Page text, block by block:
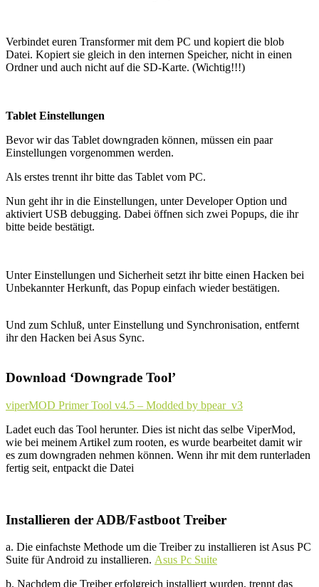
Verbindet euren Transformer mit dem PC und kopiert die blob
Datei. Kopiert sie gleich in den internen Speicher, nicht in einen
Ordner und auch nicht auf die SD-Karte. (Wichtig!!!)
Tablet Einstellungen
Bevor wir das Tablet downgraden können, müssen ein paar
Einstellungen vorgenommen werden.
Als erstes trennt ihr bitte das Tablet vom PC.
Nun geht ihr in die Einstellungen, unter Developer Option und
aktiviert USB debugging. Dabei öffnen sich zwei Popups, die ihr
bitte beide bestätigt.
Unter Einstellungen und Sicherheit setzt ihr bitte einen Hacken bei
Unbekannter Herkunft, das Popup einfach wieder bestätigen.
Und zum Schluß, unter Einstellung und Synchronisation, entfernt
ihr den Hacken bei Asus Sync.
Download ‘Downgrade Tool’
viperMOD Primer Tool v4.5 – Modded by bpear_v3
Ladet euch das Tool herunter. Dies ist nicht das selbe ViperMod,
wie bei meinem Artikel zum rooten, es wurde bearbeitet damit wir
es zum downgraden nehmen können. Wenn ihr mit dem runterladen
fertig seit, entpackt die Datei
Installieren der ADB/Fastboot Treiber
a. Die einfachste Methode um die Treiber zu installieren ist Asus PC
Suite für Android zu installieren. Asus Pc Suite
b. Nachdem die Treiber erfolgreich installiert wurden, trennt das